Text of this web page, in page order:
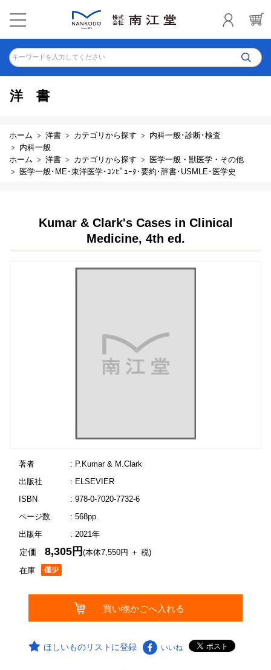
キーワードを入力してください
洋書
ホーム 洋書 カテゴリから探す
内科一般･診断･検査
内科一般
ホーム
洋書 カテゴリから探す
医学一般・獣医学・その他
医学一般･ME･東洋医学･ｺﾝﾋﾟｭｰﾀ･要約･辞書･USMLE･医学史
Kumar & Clark's Cases in Clinical
Medicine, 4th ed.
著者
: P.Kumar & M.Clark
出版社
: ELSEVIER
ISBN
: 978-0-7020-7732-6
ページ数
: 568pp.
出版年
: 2021年
在庫
定価8,305円(本体7,550円 ＋ 税)
ほしいものリストに登録 いいね